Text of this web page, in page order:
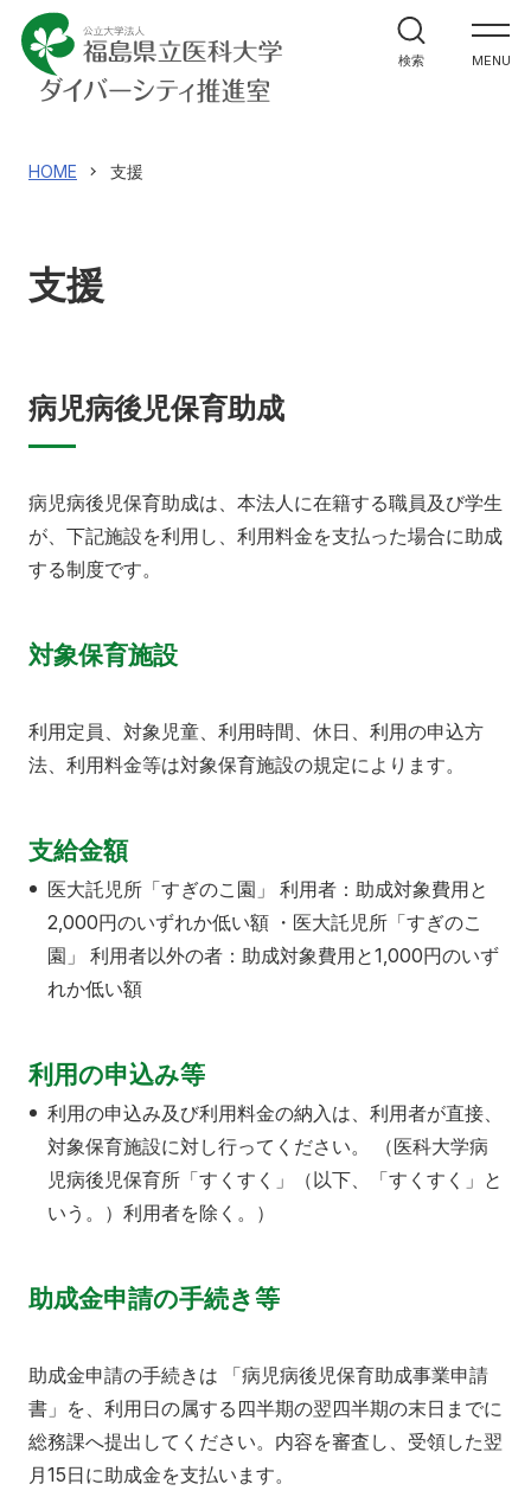
MENU
ご挨拶
推進室について
ロールモデル集
支援
図書の案内
対象者別
入学希望の方へ 在学生の方へ
教職員募集（採用情報）
検索
HOME 支援
支援
病児病後児保育助成
病児病後児保育助成は、本法人に在籍する職員及び学生
が、下記施設を利用し、利用料金を支払った場合に助成
する制度です。
対象保育施設
利用定員、対象児童、利用時間、休日、利用の申込方
法、利用料金等は対象保育施設の規定によります。
支給金額
医大託児所「すぎのこ園」 利用者：助成対象費用と
2,000円のいずれか低い額 ・医大託児所「すぎのこ
園」 利用者以外の者：助成対象費用と1,000円のいず
れか低い額
利用の申込み等
利用の申込み及び利用料金の納入は、利用者が直接、
対象保育施設に対し行ってください。 （医科大学病
児病後児保育所「すくすく」（以下、「すくすく」と
いう。）利用者を除く。）
助成金申請の手続き等
助成金申請の手続きは 「病児病後児保育助成事業申請
書」を、利用日の属する四半期の翌四半期の末日までに
総務課へ提出してください。内容を審査し、受領した翌
月15日に助成金を支払います。